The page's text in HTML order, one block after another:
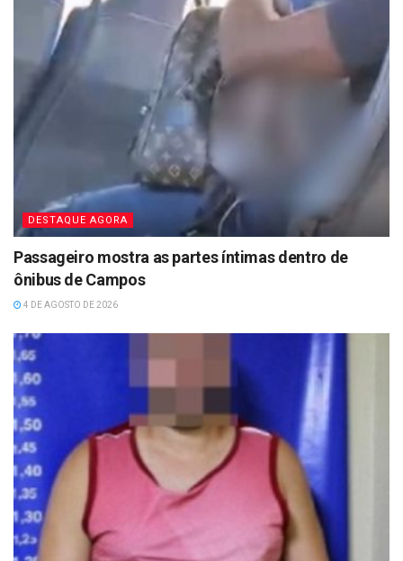
DESTAQUE AGORA
Passageiro mostra as partes íntimas dentro de
ônibus de Campos
4 DE AGOSTO DE 2026